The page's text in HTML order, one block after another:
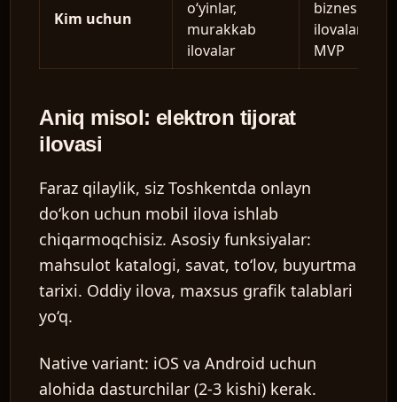
Kim uchun
o‘yinlar,
murakkab
ilovalar
biznes
ilovalari,
MVP
Aniq misol: elektron tijorat
ilovasi
Faraz qilaylik, siz Toshkentda onlayn
do‘kon uchun mobil ilova ishlab
chiqarmoqchisiz. Asosiy funksiyalar:
mahsulot katalogi, savat, to‘lov, buyurtma
tarixi. Oddiy ilova, maxsus grafik talablari
yo‘q.
Native variant: iOS va Android uchun
alohida dasturchilar (2-3 kishi) kerak.